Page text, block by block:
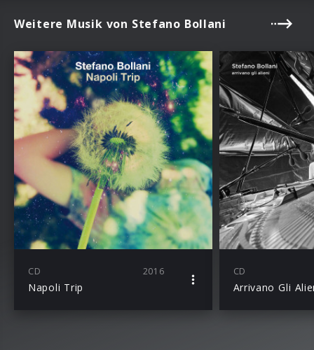
Weitere Musik von Stefano Bollani
CD 2016
Napoli Trip
CD
Arrivano Gli